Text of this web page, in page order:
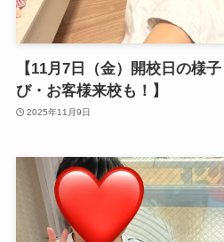
【11月7日（金）開校日の様
び・お客様来校も！】
2025年11月9日